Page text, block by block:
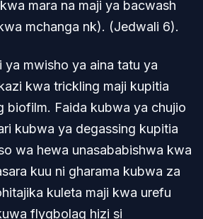
mara na maji ya bacwash
mchanga nk). (Jedwali 6).
ya mwisho ya aina tatu ya
kwa trickling maji kupitia
biofilm. Faida kubwa ya chujio
kubwa ya degassing kupitia
wa hewa unasababishwa kwa
kuu ni gharama kubwa za
kuleta maji kwa urefu
flygbolag hizi si